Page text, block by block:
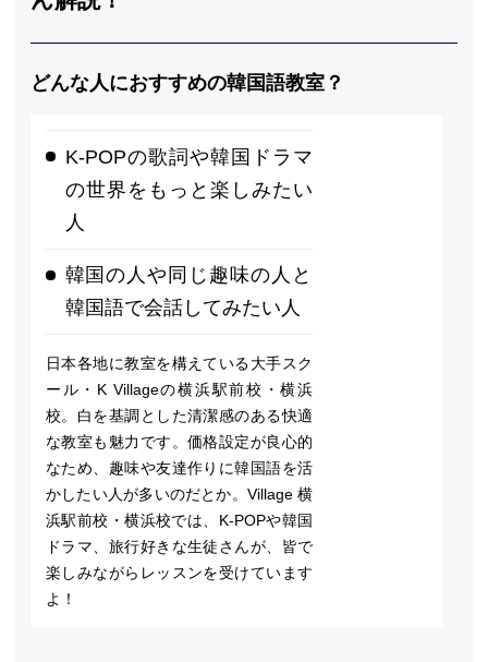
どんな人におすすめの韓国語教室？
K-POPの歌詞や韓国ドラマ
の世界をもっと楽しみたい
人
韓国の人や同じ趣味の人と
韓国語で会話してみたい人
日本各地に教室を構えている大手スク
ール・K Villageの横浜駅前校・横浜
校。白を基調とした清潔感のある快適
な教室も魅力です。価格設定が良心的
なため、趣味や友達作りに韓国語を活
かしたい人が多いのだとか。Village 横
浜駅前校・横浜校では、K-POPや韓国
ドラマ、旅行好きな生徒さんが、皆で
楽しみながらレッスンを受けています
よ！